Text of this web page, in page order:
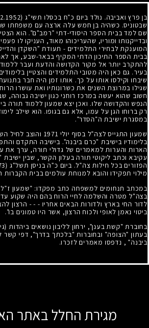
בן פרץ ואביבה. נולד ביום כ"ח בכסלו תשי"ג (16.12.1952)
שבטוניס. כשהיה בן חמש עלה ארצה עם משפחתו
שם למד בבית הספר היסודי-דתי "רמב"ם". הוא
ובדייקנותו ומוריו, שהעריכוהו מאוד, העניקו לו
המוענקת לבחירי התלמידים - תעודת "השקדן
בבית הספר התיכון הדתי המקיף בבאר-שבע, אך
להתקרב יותר אל מקור הקדושה והדעת ועבר
בעיר. גם כאן היה מטובי התלמידים והצטיין
שיבחו וקילסו אותו על כך. אותו זמן היה חבר
שגילו במרוצת השנים את כשרונותיו ואת עושרו
חשוב שהוא יעשה במרכז רוחני כגון ישיבה גבוהה,
הנפש והקדושה שלו. ואכן יצא שמעון ללמוד תורה
רק ברוחו הגן על עמו, אלא גם בגופו. הוא שילב
במסגרת ישיבת ה"הסדר".
שמעון התגייס לצה"ל בסוף יולי 1971 והוצב לחיל
בלימודיו בישיבת "כרם ביבנה". בישיבה התקדם
הארות והערות למאמרים של גדולי תורה, ערך את
עקיבא וכתב ליקוטי תורה בעלון הקשר, שבין ישיבת
הפזורים בכל חילות צה"ל. ביום כ"ה בניסן תשל"ג (27.4.1973)
מילוי תפקידו והובא למנוחת עולמים בבית
במכתב תנחומים למשפחה כתב מפקדו: "שמעון
בצה"ל מטרה והשלמה לחיי הרוח בהם היה שקוע
לדור החי בארץ ולדורות הבאים אחריו - - - הרצון
ביטוי נאמן לאופי ולכוח הרצון, אשר היו טמונים בו".
בחוברת "קשת בענן", ירחון לליבון נושאים ביהדות
בעתון "הצופה" ובחוברות "בלכתך בדרך", דפי קשר
ביבנה" , נדפסו מאמרים לזכרו.
מגירת החלל באתר